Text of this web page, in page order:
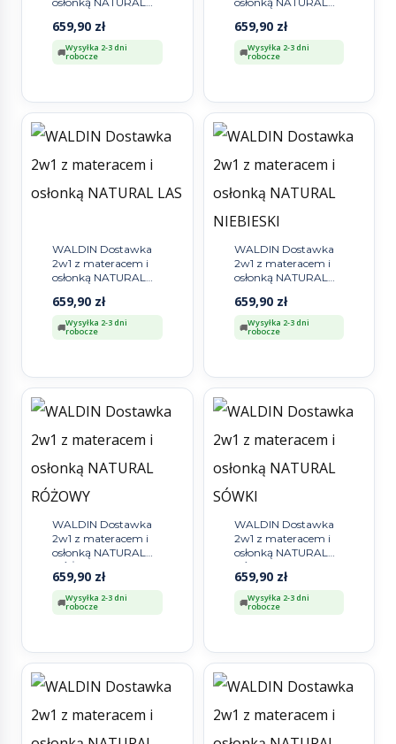
GWIAZDKI
659,90 zł
Wysyłka 2-3 dni
robocze
659,90 zł
Wysyłka 2-3 dni
robocze
WALDIN Dostawka
2w1 z materacem i
osłonką NATURAL
659,90 zł
Wysyłka 2-3 dni
robocze
WALDIN Dostawka
2w1 z materacem i
osłonką NATURAL
659,90 zł
Wysyłka 2-3 dni
robocze
WALDIN Dostawka
2w1 z materacem i
osłonką NATURAL
RÓŻOWY
659,90 zł
Wysyłka 2-3 dni
robocze
WALDIN Dostawka
2w1 z materacem i
osłonką NATURAL
SÓWKI
659,90 zł
Wysyłka 2-3 dni
robocze